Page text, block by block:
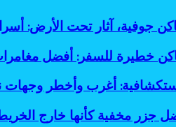
جوفية، آثار تحت الأرض:
خطيرة للسفر: أفضل
أغرب وأخطر وجهات
جزر مخفية كأنها خارج